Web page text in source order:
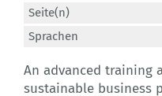
Seite(n)
Sprachen
An advanced training
sustainable business